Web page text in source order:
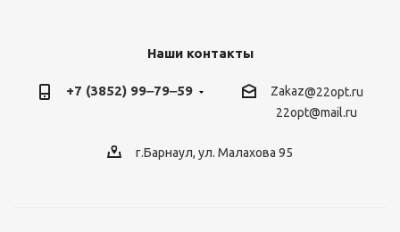
Наши контакты
+7 (3852) 99‒79‒59 Zakaz@22opt.ru
22opt@mail.ru
г.Барнаул, ул. Малахова 95